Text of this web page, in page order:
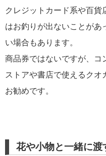
クレジットカード系や百貨
はお釣りが出ないことがあ
い場合もあります。
商品券ではないですが、コ
ストアや書店で使えるク
お勧めです。
花や小物と一緒に渡